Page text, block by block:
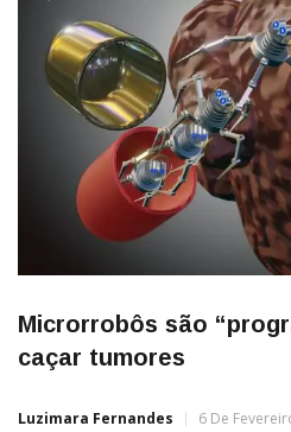
Microrrobôs são
caçar tumores
Luzimara Fernandes 6 De